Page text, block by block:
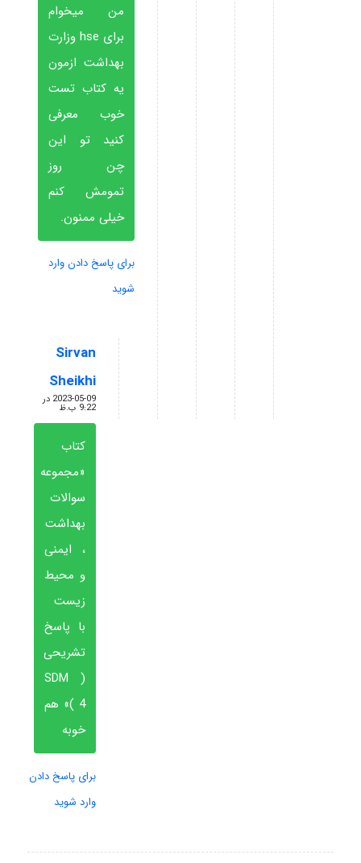
من میخوام
برای hse وزارت
بهداشت ازمون
یه کتاب تست
خوب معرفی
کنید تو این
چن روز
تمومش کنم
خیلی ممنون.
برای پاسخ دادن وارد
شوید
Sirvan
Sheikhi
2023-05-09 در
9:22 ب.ظ
کتاب
«مجموعه
سوالات
بهداشت
، ایمنی
و محیط
زیست
با پاسخ
تشریحی
( SDM
4 )» هم
خوبه
برای پاسخ دادن
وارد شوید